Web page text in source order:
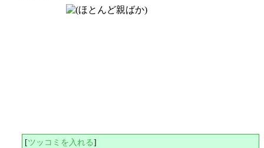
[ツッコミを入れる]